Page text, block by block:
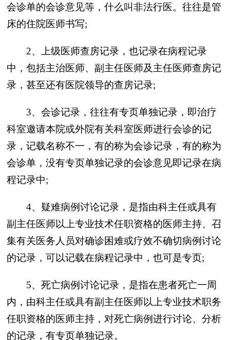
会诊单的会诊意见等，什么叫非法行医。往往是管
床的住院医师书写;
2、上级医师查房记录，也记录在病程记录
中，包括主治医师、副主任医师及主任医师查房记
录，甚至还有医院领导的查房记录;
3、会诊记录，往往有专页单独记录，即治疗
科室邀请本院或外院有关科室医师进行会诊的记
录，记载名称不一，有的称为会诊记录，有的称为
会诊单，没有专页单独记录的会诊意见即记录在病
程记录中;
4、疑难病例讨论记录，是指由科主任或具有
副主任医师以上专业技术任职资格的医师主持、召
集有关医务人员对确诊困难或疗效不确切病例讨论
的记录，可以记载在病程记录中，也可是专页;
5、死亡病例讨论记录，是指在患者死亡一周
内，由科主任或具有副主任医师以上专业技术职务
任职资格的医师主持，对死亡病例进行讨论、分析
的记录，有专页单独记录。